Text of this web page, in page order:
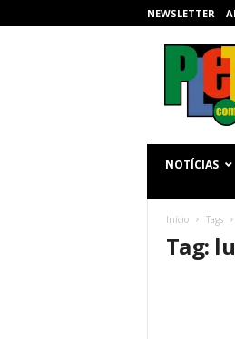
NEWSLETTER
NOTÍCIAS
Início Tags
Tag: